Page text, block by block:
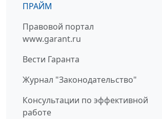
ПРАЙМ
Правовой портал
www.garant.ru
Вести Гаранта
Журнал "Законодательство"
Консультации по эффективной
работе